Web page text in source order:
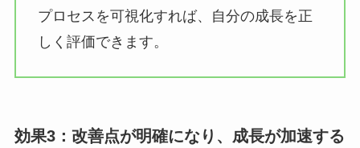
プロセスを可視化すれば、自分の成長を正
しく評価できます。
効果3：改善点が明確になり、成長が加速する